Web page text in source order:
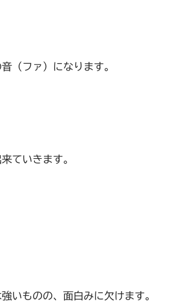
（ファ）になります。
ていきます。
いものの、面白みに欠けます。